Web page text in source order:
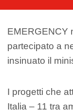
EMERGENCY
partecipato a
insinuato il
I progetti che
Italia – 11 tra